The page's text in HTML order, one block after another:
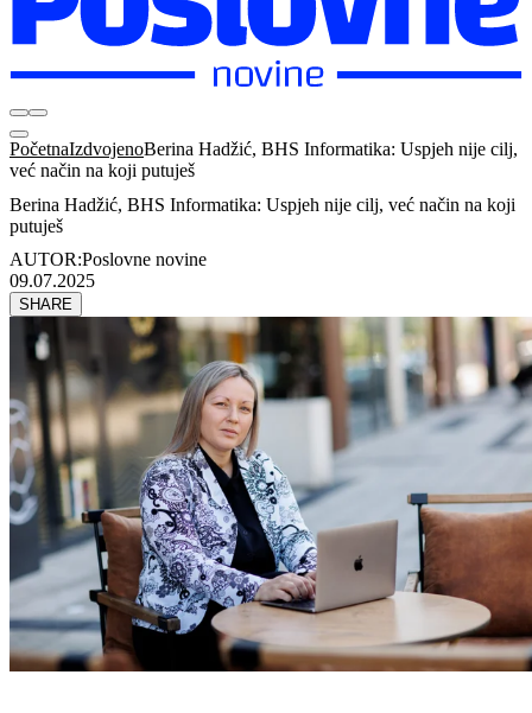
PočetnaIzdvojenoBerina Hadžić, BHS Informatika: Uspjeh nije cilj,
već način na koji putuješ
Berina Hadžić, BHS Informatika: Uspjeh nije cilj, već način na koji
putuješ
AUTOR:Poslovne novine
09.07.2025
SHARE